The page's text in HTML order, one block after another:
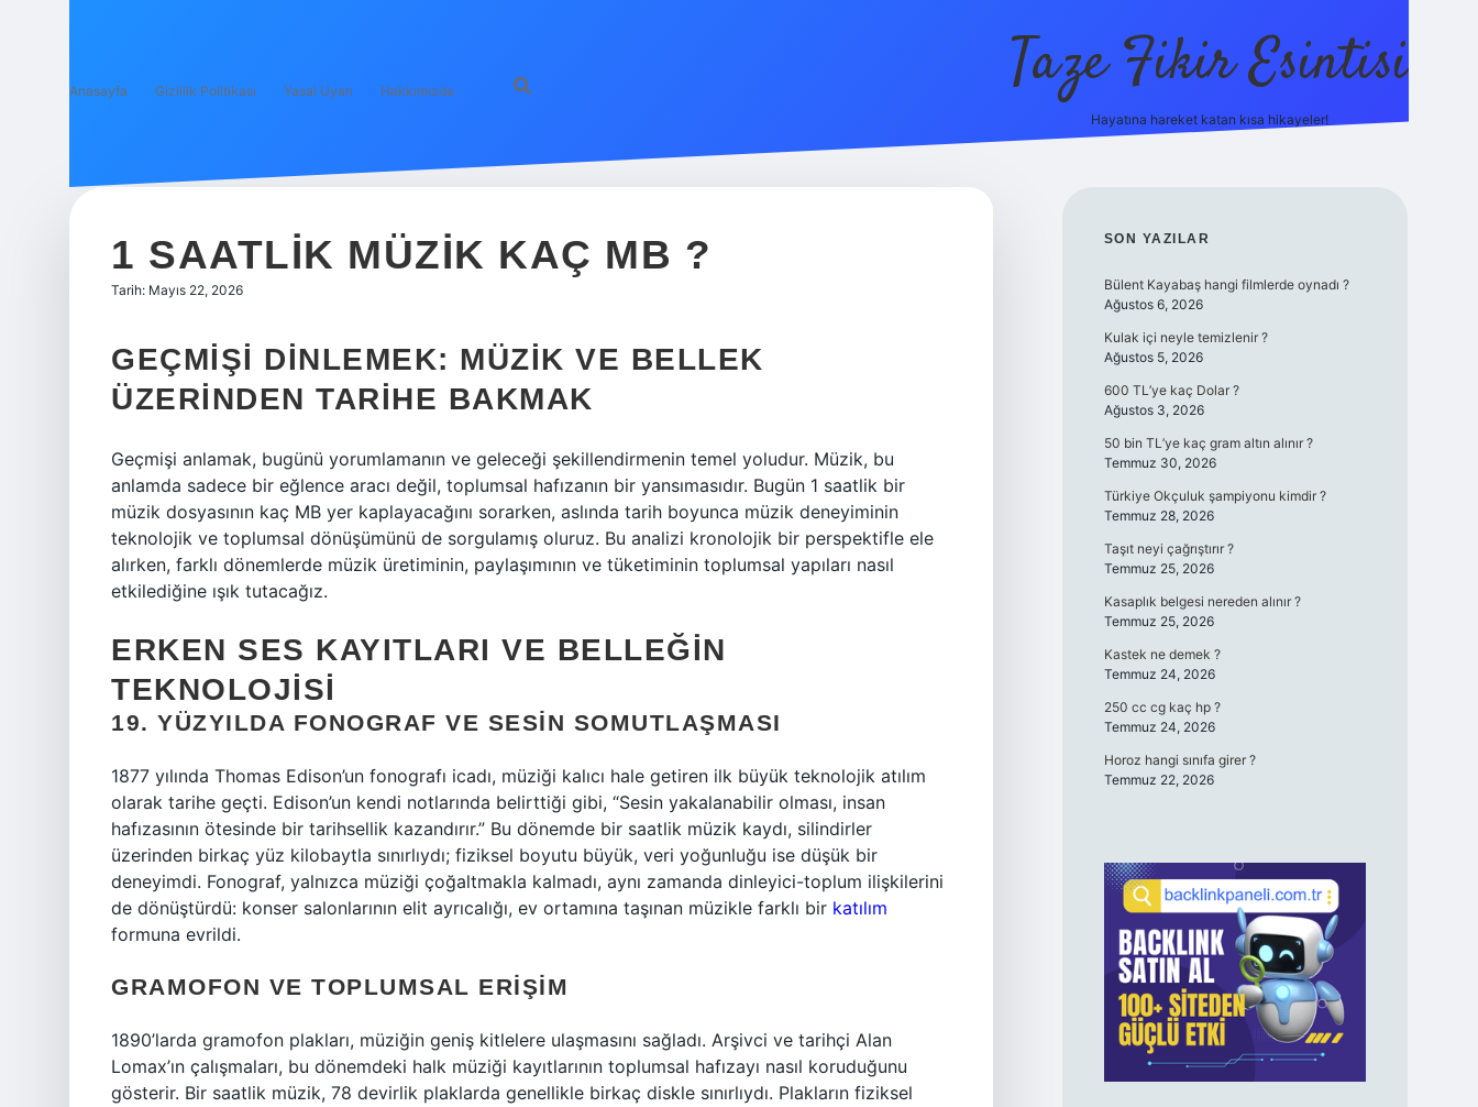
Anasayfa Gizlilik Politikası Yasal Uyarı Hakkımızda Taze Fikir Esintisi
Hayatına hareket katan kısa hikayeler!
1 SAATLIK MÜZIK KAÇ MB ?
Tarih: Mayıs 22, 2026
GEÇMIŞI DINLEMEK: MÜZIK VE BELLEK
ÜZERINDEN TARIHE BAKMAK
Geçmişi anlamak, bugünü yorumlamanın ve geleceği şekillendirmenin temel yoludur. Müzik, bu
anlamda sadece bir eğlence aracı değil, toplumsal hafızanın bir yansımasıdır. Bugün 1 saatlik bir
müzik dosyasının kaç MB yer kaplayacağını sorarken, aslında tarih boyunca müzik deneyiminin
teknolojik ve toplumsal dönüşümünü de sorgulamış oluruz. Bu analizi kronolojik bir perspektifle ele
alırken, farklı dönemlerde müzik üretiminin, paylaşımının ve tüketiminin toplumsal yapıları nasıl
etkilediğine ışık tutacağız.
ERKEN SES KAYITLARI VE BELLEĞIN
TEKNOLOJISI
19. YÜZYILDA FONOGRAF VE SESIN SOMUTLAŞMASI
1877 yılında Thomas Edison’un fonografı icadı, müziği kalıcı hale getiren ilk büyük teknolojik atılım
olarak tarihe geçti. Edison’un kendi notlarında belirttiği gibi, “Sesin yakalanabilir olması, insan
hafızasının ötesinde bir tarihsellik kazandırır.” Bu dönemde bir saatlik müzik kaydı, silindirler
üzerinden birkaç yüz kilobaytla sınırlıydı; fiziksel boyutu büyük, veri yoğunluğu ise düşük bir
deneyimdi. Fonograf, yalnızca müziği çoğaltmakla kalmadı, aynı zamanda dinleyici-toplum ilişkilerini
de dönüştürdü: konser salonlarının elit ayrıcalığı, ev ortamına taşınan müzikle farklı bir katılım
formuna evrildi.
GRAMOFON VE TOPLUMSAL ERIŞIM
1890’larda gramofon plakları, müziğin geniş kitlelere ulaşmasını sağladı. Arşivci ve tarihçi Alan
Lomax’ın çalışmaları, bu dönemdeki halk müziği kayıtlarının toplumsal hafızayı nasıl koruduğunu
gösterir. Bir saatlik müzik, 78 devirlik plaklarda genellikle birkaç diskle sınırlıydı. Plakların fiziksel
SIDEBAR
SON YAZILAR
Bülent Kayabaş hangi filmlerde oynadı ?
Ağustos 6, 2026
Kulak içi neyle temizlenir ?
Ağustos 5, 2026
600 TL’ye kaç Dolar ?
Ağustos 3, 2026
50 bin TL’ye kaç gram altın alınır ?
Temmuz 30, 2026
Türkiye Okçuluk şampiyonu kimdir ?
Temmuz 28, 2026
Taşıt neyi çağrıştırır ?
Temmuz 25, 2026
Kasaplık belgesi nereden alınır ?
Temmuz 25, 2026
Kastek ne demek ?
Temmuz 24, 2026
250 cc cg kaç hp ?
Temmuz 24, 2026
Horoz hangi sınıfa girer ?
Temmuz 22, 2026